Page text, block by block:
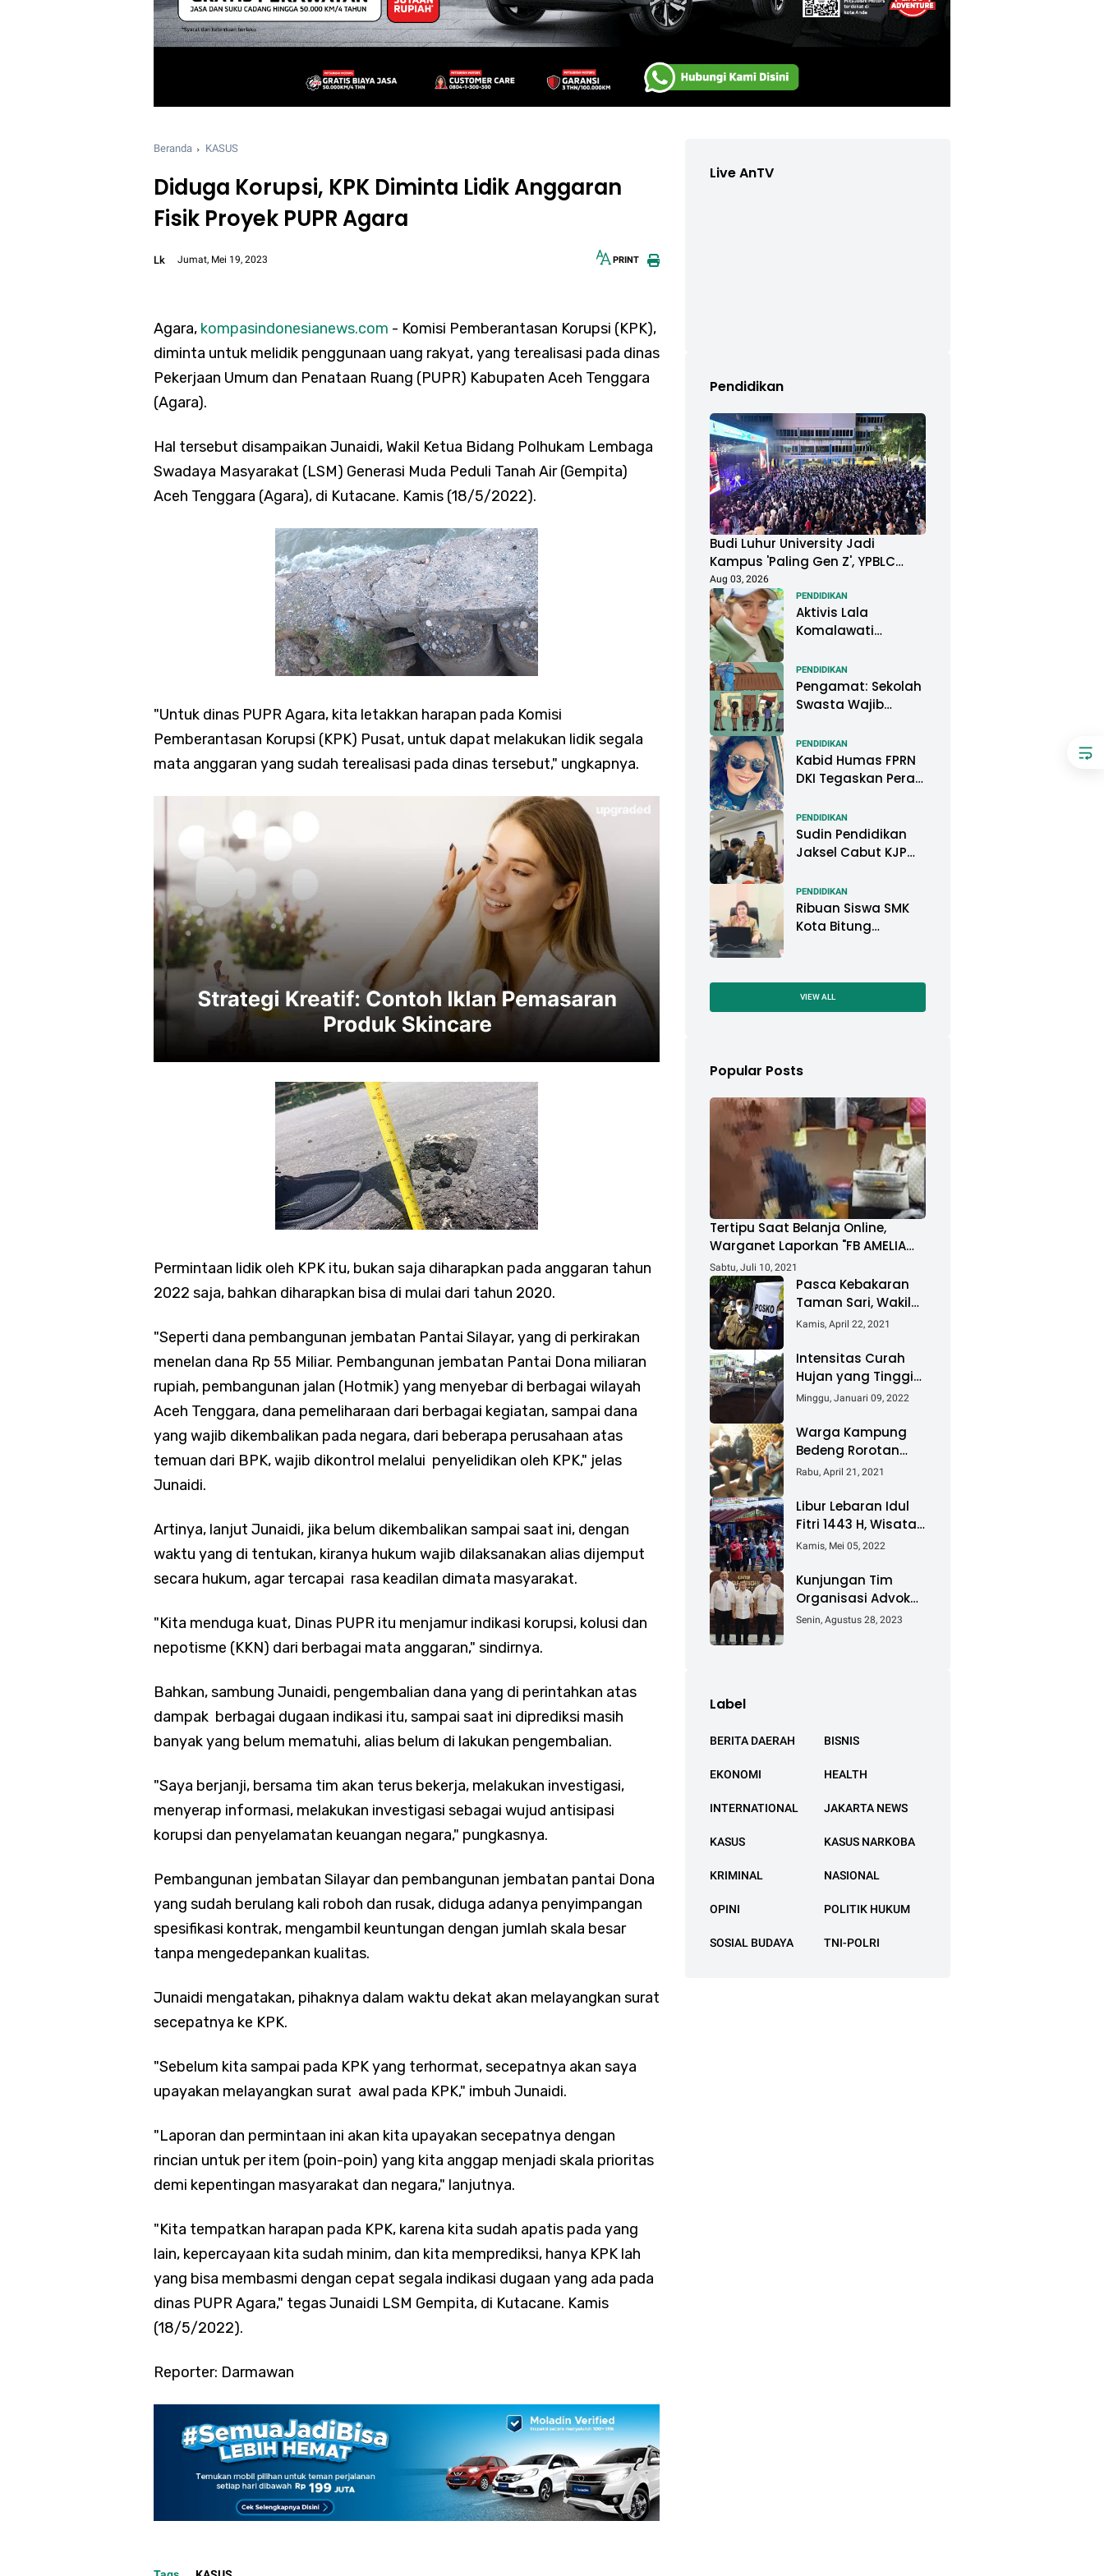
Beranda KASUS
Diduga Korupsi, KPK Diminta Lidik Anggaran
Fisik Proyek PUPR Agara
Lk Jumat, Mei 19, 2023 PRINT
Agara, kompasindonesianews.com - Komisi Pemberantasan Korupsi (KPK),
diminta untuk melidik penggunaan uang rakyat, yang terealisasi pada dinas
Pekerjaan Umum dan Penataan Ruang (PUPR) Kabupaten Aceh Tenggara
(Agara).
Hal tersebut disampaikan Junaidi, Wakil Ketua Bidang Polhukam Lembaga
Swadaya Masyarakat (LSM) Generasi Muda Peduli Tanah Air (Gempita)
Aceh Tenggara (Agara), di Kutacane. Kamis (18/5/2022).
"Untuk dinas PUPR Agara, kita letakkan harapan pada Komisi
Pemberantasan Korupsi (KPK) Pusat, untuk dapat melakukan lidik segala
mata anggaran yang sudah terealisasi pada dinas tersebut," ungkapnya.
Permintaan lidik oleh KPK itu, bukan saja diharapkan pada anggaran tahun
2022 saja, bahkan diharapkan bisa di mulai dari tahun 2020.
"Seperti dana pembangunan jembatan Pantai Silayar, yang di perkirakan
menelan dana Rp 55 Miliar. Pembangunan jembatan Pantai Dona miliaran
rupiah, pembangunan jalan (Hotmik) yang menyebar di berbagai wilayah
Aceh Tenggara, dana pemeliharaan dari berbagai kegiatan, sampai dana
yang wajib dikembalikan pada negara, dari beberapa perusahaan atas
temuan dari BPK, wajib dikontrol melalui penyelidikan oleh KPK," jelas
Junaidi.
Artinya, lanjut Junaidi, jika belum dikembalikan sampai saat ini, dengan
waktu yang di tentukan, kiranya hukum wajib dilaksanakan alias dijemput
secara hukum, agar tercapai rasa keadilan dimata masyarakat.
"Kita menduga kuat, Dinas PUPR itu menjamur indikasi korupsi, kolusi dan
nepotisme (KKN) dari berbagai mata anggaran," sindirnya.
Bahkan, sambung Junaidi, pengembalian dana yang di perintahkan atas
dampak berbagai dugaan indikasi itu, sampai saat ini diprediksi masih
banyak yang belum mematuhi, alias belum di lakukan pengembalian.
"Saya berjanji, bersama tim akan terus bekerja, melakukan investigasi,
menyerap informasi, melakukan investigasi sebagai wujud antisipasi
korupsi dan penyelamatan keuangan negara," pungkasnya.
Pembangunan jembatan Silayar dan pembangunan jembatan pantai Dona
yang sudah berulang kali roboh dan rusak, diduga adanya penyimpangan
spesifikasi kontrak, mengambil keuntungan dengan jumlah skala besar
tanpa mengedepankan kualitas.
Junaidi mengatakan, pihaknya dalam waktu dekat akan melayangkan surat
secepatnya ke KPK.
"Sebelum kita sampai pada KPK yang terhormat, secepatnya akan saya
upayakan melayangkan surat awal pada KPK," imbuh Junaidi.
"Laporan dan permintaan ini akan kita upayakan secepatnya dengan
rincian untuk per item (poin-poin) yang kita anggap menjadi skala prioritas
demi kepentingan masyarakat dan negara," lanjutnya.
"Kita tempatkan harapan pada KPK, karena kita sudah apatis pada yang
lain, kepercayaan kita sudah minim, dan kita memprediksi, hanya KPK lah
yang bisa membasmi dengan cepat segala indikasi dugaan yang ada pada
dinas PUPR Agara," tegas Junaidi LSM Gempita, di Kutacane. Kamis
(18/5/2022).
Reporter: Darmawan
Live AnTV
Pendidikan
Budi Luhur University Jadi
Kampus 'Paling Gen Z', YPBLC
Dukung Mahasiswa Gelar
Festival Musik Berkapasitas
Ribuan Penonton
Aug 03, 2026
PENDIDIKAN
Aktivis Lala
Komalawati
Mariana: Jangan
Abaikan Psikologis
Anak di Tengah
PENDIDIKAN
Pengamat: Sekolah
Swasta Wajib
Pemkot Pontianak
PENDIDIKAN
Kabid Humas FPRN
DKI Tegaskan Peran
Pendidikan Tangani
Kasus
Perundungan
PENDIDIKAN
Sudin Pendidikan
Jaksel Cabut KJP
Langgar Konvensi
Hak Anak
PENDIDIKAN
Ribuan Siswa SMK
Kota Bitung
Ajaran 2022-2023
VIEW ALL
Popular Posts
Tertipu Saat Belanja Online,
Warganet Laporkan "FB AMELIA
ACHMAD"
Sabtu, Juli 10, 2021
Pasca Kebakaran
Taman Sari, Wakil
Walikota Kunjungi
Dan Salurkan
Bantuan
Kamis, April 22, 2021
Intensitas Curah
Hujan yang Tinggi
Akibatkan Jalan
Nyaris Putus
Minggu, Januari 09, 2022
Warga Kampung
Bedeng Rorotan
Jakarta Utara,
Pembebasan Lahan
Tol Cibitung -
Cilincing
Rabu, April 21, 2021
Libur Lebaran Idul
Fitri 1443 H, Wisata
Air Tambak Asmara
Ribuan Pengunjung
Kamis, Mei 05, 2022
Kunjungan Tim
Organisasi Advokat
(OA) Peradi Utama
Senin, Agustus 28, 2023
Label
BERITA DAERAH BISNIS
EKONOMI HEALTH
INTERNATIONAL JAKARTA NEWS
KASUS KASUS NARKOBA
KRIMINAL NASIONAL
OPINI POLITIK HUKUM
SOSIAL BUDAYA TNI-POLRI